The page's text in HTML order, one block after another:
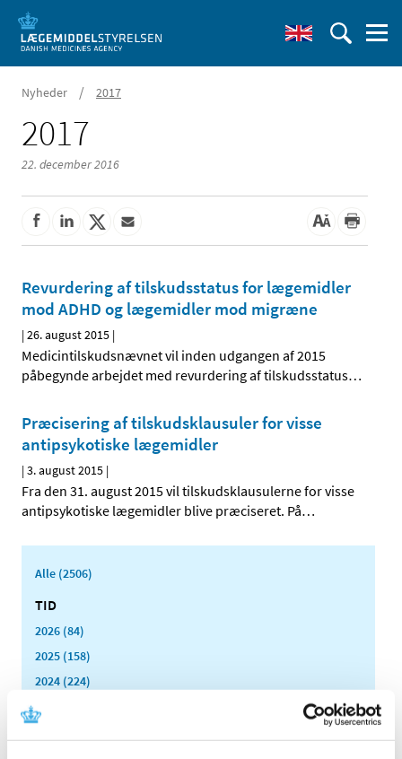
Nyheder / 2017
2017
22. december 2016
Revurdering af tilskudsstatus for lægemidler
mod ADHD og lægemidler mod migræne
|26. august 2015 |
Medicintilskudsnævnet vil inden udgangen af 2015
påbegynde arbejdet med revurdering af tilskudsstatus…
Præcisering af tilskudsklausuler for visse
antipsykotiske lægemidler
|3. august 2015 |
Fra den 31. august 2015 vil tilskudsklausulerne for visse
antipsykotiske lægemidler blive præciseret. På…
Alle (2506)
TID
2026 (84)
2025 (158)
2024 (224)